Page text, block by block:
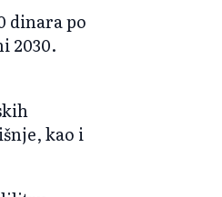
dinara po
2030.
kao i